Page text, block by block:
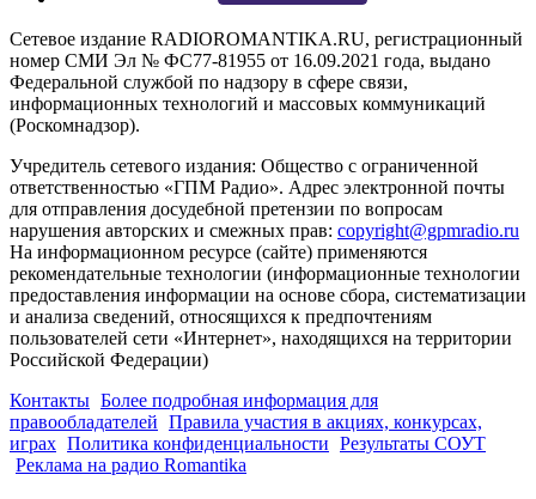
Сетевое издание RADIOROMANTIKA.RU, регистрационный
номер СМИ Эл № ФС77-81955 от 16.09.2021 года, выдано
Федеральной службой по надзору в сфере связи,
информационных технологий и массовых коммуникаций
(Роскомнадзор).
Учредитель сетевого издания: Общество с ограниченной
ответственностью «ГПМ Радио». Адрес электронной почты
для отправления досудебной претензии по вопросам
нарушения авторских и смежных прав: copyright@gpmradio.ru
На информационном ресурсе (сайте) применяются
рекомендательные технологии (информационные технологии
предоставления информации на основе сбора, систематизации
и анализа сведений, относящихся к предпочтениям
пользователей сети «Интернет», находящихся на территории
Российской Федерации)
Контакты Более подробная информация для
правообладателей Правила участия в акциях, конкурсах,
играх Политика конфиденциальности Результаты СОУТ
Реклама на радио Romantika